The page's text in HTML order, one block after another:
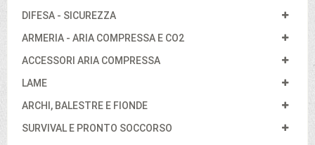
DIFESA - SICUREZZA
ARMERIA - ARIA COMPRESSA E CO2
ACCESSORI ARIA COMPRESSA
LAME
ARCHI, BALESTRE E FIONDE
SURVIVAL E PRONTO SOCCORSO